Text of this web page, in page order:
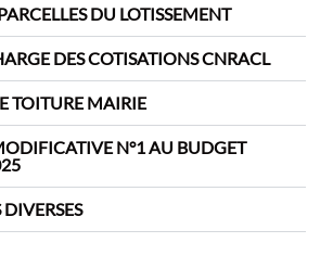
DU LOTISSEMENT
DES COTISATIONS CNRACL
TOITURE MAIRIE
N°1 AU BUDGET